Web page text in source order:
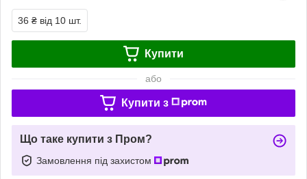
36 ₴ від 10 шт.
Купити
або
Купити з
Що таке купити з Пром?
Замовлення під захистом